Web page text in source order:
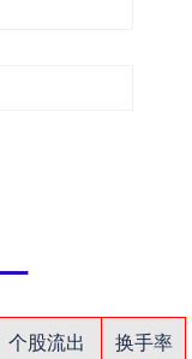
个股流出
换手率